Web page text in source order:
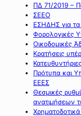
ΠΔ 71/2019 –
ΣΕΕΟ
ΕΣΗΔΗΣ για
Φορολογικές
Οικοδομικές
Κρατήσεις
Πρότυπα και
ΕΕΕΣ
Θεσμικές
ανατιμήσεων